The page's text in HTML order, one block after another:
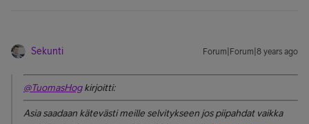
Sekunti Forum|Forum|8 years ago
@TuomasHogkirjoitti:
Asia saadaan kätevästi meille selvitykseen jos piipahdat vaikka